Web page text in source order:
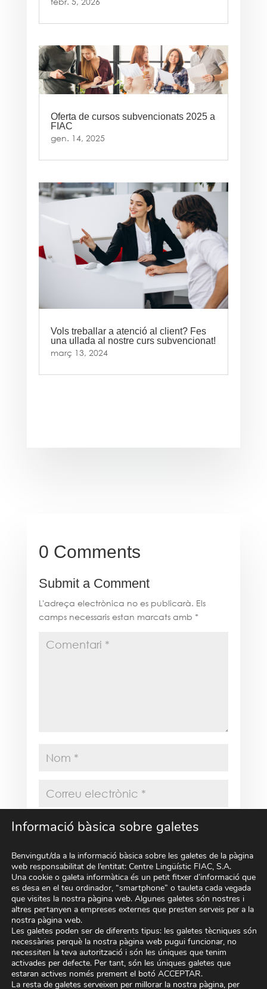
Oferta de cursos subvencionats 2025 a
FIAC
gen. 14, 2025
Vols treballar a atenció al client? Fes
una ullada al nostre curs subvencionat!
març 13, 2024
0 Comments
Submit a Comment
L'adreça electrònica no es publicarà. Els
camps necessaris estan marcats amb *
Desa el meu nom, correu electrònic i lloc
web en aquest navegador per a la pròxima
vegada que comenti.
Submit Comment
Informació bàsica sobre galetes
Benvingut/da a la informació bàsica sobre les galetes de la pàgina
web responsabilitat de l’entitat: Centre Lingüístic FIAC, S.A.
Una cookie o galeta informàtica és un petit fitxer d’informació que
es desa en el teu ordinador, “smartphone” o tauleta cada vegada
que visites la nostra pàgina web. Algunes galetes són nostres i
altres pertanyen a empreses externes que presten serveis per a la
nostra pàgina web.
Les galetes poden ser de diferents tipus: les galetes tècniques són
necessàries perquè la nostra pàgina web pugui funcionar, no
necessiten la teva autorització i són les úniques que tenim
activades per defecte. Per tant, són les úniques galetes que
estaran actives només prement el botó ACCEPTAR.
La resta de galetes serveixen per millorar la nostra pàgina, per